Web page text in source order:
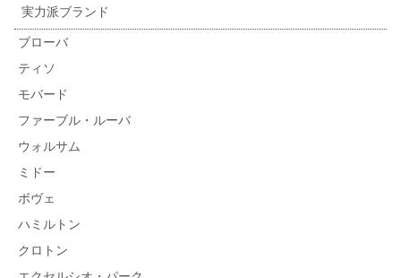
実力派ブランド
ブローバ
ティソ
モバード
ファーブル・ルーバ
ウォルサム
ミドー
ボヴェ
ハミルトン
クロトン